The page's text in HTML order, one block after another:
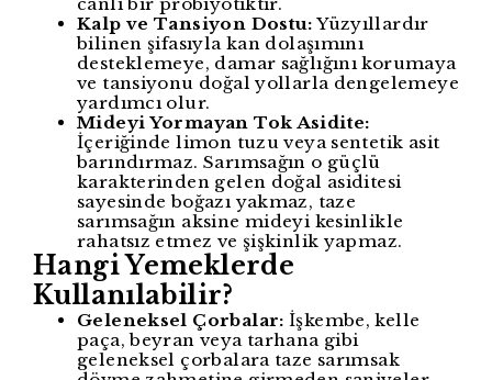
Kalp ve Tansiyon Dostu: Yüzyıllardır
bilinen şifasıyla kan dolaşımını
desteklemeye, damar sağlığını korumaya
ve tansiyonu doğal yollarla dengelemeye
yardımcı olur.
Mideyi Yormayan Tok Asidite:
İçeriğinde limon tuzu veya sentetik asit
barındırmaz. Sarımsağın o güçlü
karakterinden gelen doğal asiditesi
sayesinde boğazı yakmaz, taze
sarımsağın aksine mideyi kesinlikle
rahatsız etmez ve şişkinlik yapmaz.
Hangi Yemeklerde
Kullanılabilir?
Geleneksel Çorbalar: İşkembe, kelle
paça, beyran veya tarhana gibi
geleneksel çorbalara taze sarımsak